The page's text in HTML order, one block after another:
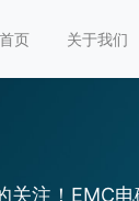
首页 关于我们
注！EMC